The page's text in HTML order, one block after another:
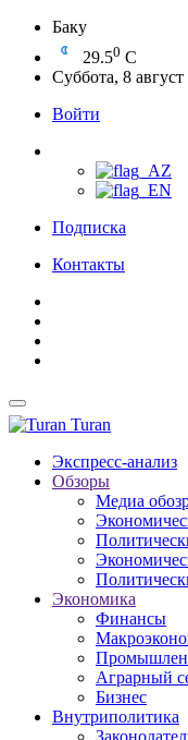
Баку
29.50 C
Суббота, 8 август
Войти
Подписка
Контакты
Turan
Экспресс-анализ
Обзоры
Медиа
Экономика
Финансы
Аграрный
Бизнес
Внутриполитика